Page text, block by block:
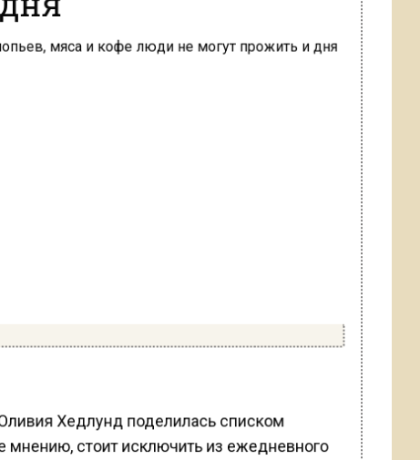
Хедлунд поделилась списком
мнению, стоит исключить из ежедневного